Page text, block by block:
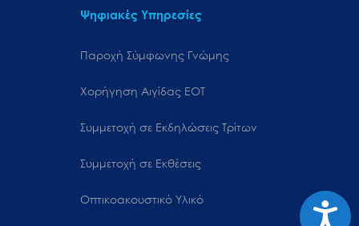
Ψηφιακές Υπηρεσίες
Παροχή Σύμφωνης Γνώμης
Χορήγηση Αιγίδας ΕΟΤ
Συμμετοχή σε Εκδηλώσεις Τρίτων
Συμμετοχή σε Εκθέσεις
Οπτικοακουστικό Υλικό